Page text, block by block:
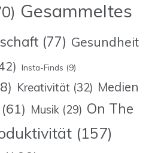
Gesammeltes
(77) Gesundheit
Insta-Finds (9)
Kreativität (32) Medien
(61) Musik (29) On The
(157)